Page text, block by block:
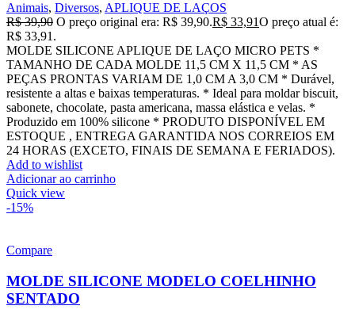
Animais, Diversos, APLIQUE DE LAÇOS
R$39,90 O preço original era: R$ 39,90.R$ 33,91O preço atual é:
R$ 33,91.
MOLDE SILICONE APLIQUE DE LAÇO MICRO PETS *
TAMANHO DE CADA MOLDE 11,5 CM X 11,5 CM * AS
PEÇAS PRONTAS VARIAM DE 1,0 CM A 3,0 CM * Durável,
resistente a altas e baixas temperaturas. * Ideal para moldar biscuit,
sabonete, chocolate, pasta americana, massa elástica e velas. *
Produzido em 100% silicone * PRODUTO DISPONÍVEL EM
ESTOQUE , ENTREGA GARANTIDA NOS CORREIOS EM
24 HORAS (EXCETO, FINAIS DE SEMANA E FERIADOS).
Add to wishlist
Adicionar ao carrinho
Quick view
-15%
Compare
MOLDE SILICONE MODELO COELHINHO
SENTADO